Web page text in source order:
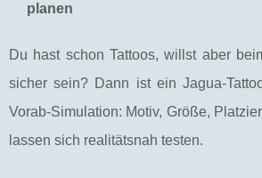
planen
Du hast schon Tattoos, willst aber
sicher sein? Dann ist ein Jagua-
Vorab-Simulation: Motiv, Größe,
lassen sich realitätsnah testen.